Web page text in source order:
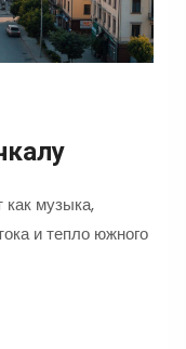
как музыка,
и тепло южного